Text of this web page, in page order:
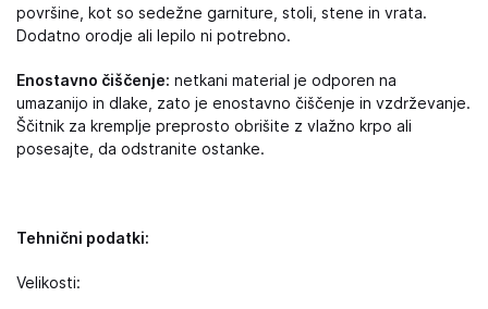
površine, kot so sedežne garniture, stoli, stene in vrata.
Dodatno orodje ali lepilo ni potrebno.
Enostavno čiščenje: netkani material je odporen na
umazanijo in dlake, zato je enostavno čiščenje in vzdrževanje.
Ščitnik za kremplje preprosto obrišite z vlažno krpo ali
posesajte, da odstranite ostanke.
Tehnični podatki:
Velikosti: